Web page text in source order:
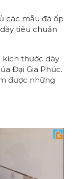
các mẫu đá ốp
tiêu chuẩn
kích thước dày
Đại Gia Phúc.
được những